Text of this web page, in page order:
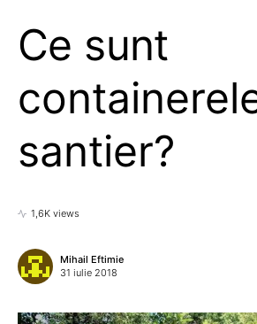
Ce sunt
santier?
1,6K views
Mihail Eftimie
31 iulie 2018